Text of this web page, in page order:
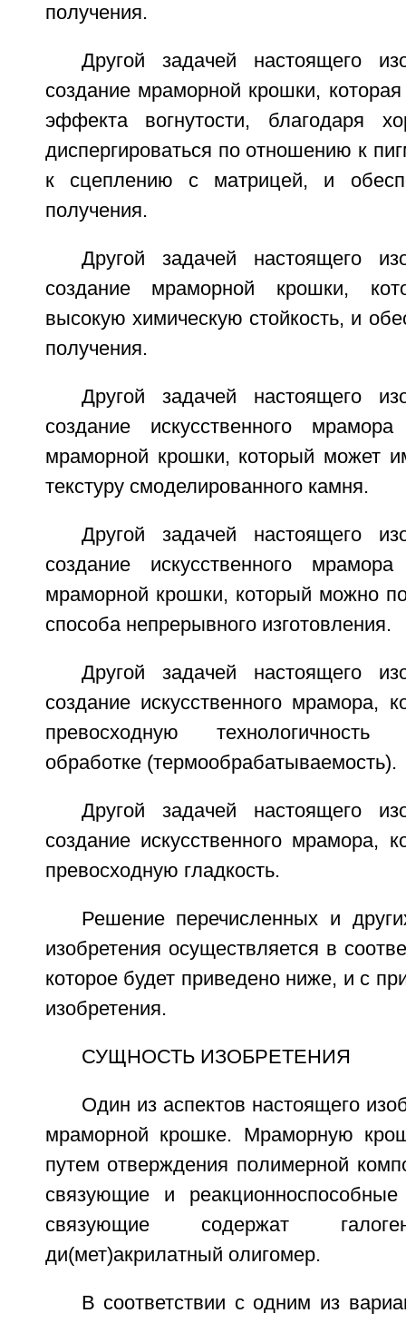
получения.
Другой задачей настоящего
создание мраморной крошки,
эффекта вогнутости, благодаря
диспергироваться по отношению к
к сцеплению с матрицей, и
получения.
Другой задачей настоящего
создание мраморной крошки,
высокую химическую стойкость, и
получения.
Другой задачей настоящего
создание искусственного
мраморной крошки, который может
текстуру смоделированного камня.
Другой задачей настоящего
создание искусственного
мраморной крошки, который можно
способа непрерывного изготовления.
Другой задачей настоящего
создание искусственного мрамора,
превосходную
обработке (термообрабатываемость).
Другой задачей настоящего
создание искусственного мрамора,
превосходную гладкость.
Решение перечисленных и
изобретения осуществляется в
которое будет приведено ниже, и с
изобретения.
СУЩНОСТЬ ИЗОБРЕТЕНИЯ
Один из аспектов настоящего
мраморной крошке. Мраморную
путем отверждения полимерной
связующие и
связующие содержат
ди(мет)акрилатный олигомер.
В соответствии с одним из